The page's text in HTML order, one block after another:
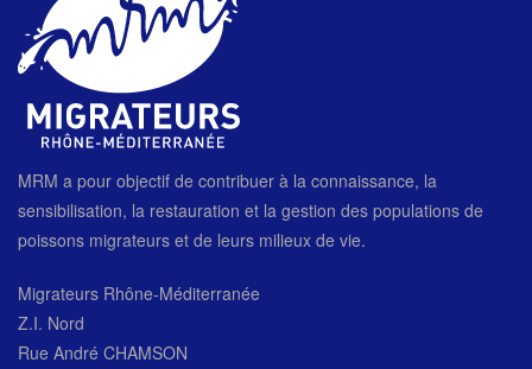
MRM a pour objectif de contribuer à la connaissance, la
sensibilisation, la restauration et la gestion des populations de
poissons migrateurs et de leurs milieux de vie.
Migrateurs Rhône-Méditerranée
Z.I. Nord
Rue André CHAMSON